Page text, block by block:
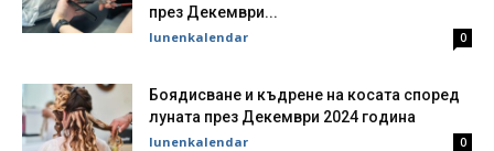
през Декември...
lunenkalendar 0
Боядисване и къдрене на косата според
луната през Декември 2024 година
lunenkalendar 0